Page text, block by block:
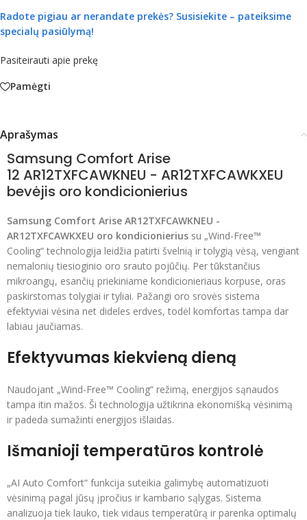
Radote pigiau ar nerandate prekės? Susisiekite – pateiksime
specialų pasiūlymą!
Pasiteirauti apie prekę
Pamėgti
Aprašymas
Samsung Comfort Arise
12 AR12TXFCAWKNEU - AR12TXFCAWKXEU
bevėjis oro kondicionierius
Samsung Comfort Arise AR12TXFCAWKNEU -
AR12TXFCAWKXEU oro kondicionierius su „Wind-Free™
Cooling“ technologija leidžia patirti švelnią ir tolygią vėsą, vengiant
nemalonių tiesioginio oro srauto pojūčių. Per tūkstančius
mikroangų, esančių priekiniame kondicionieriaus korpuse, oras
paskirstomas tolygiai ir tyliai. Pažangi oro srovės sistema
efektyviai vėsina net dideles erdves, todėl komfortas tampa dar
labiau jaučiamas.
Efektyvumas kiekvieną dieną
Naudojant „Wind-Free™ Cooling“ režimą, energijos sąnaudos
tampa itin mažos. Ši technologija užtikrina ekonomišką vėsinimą
ir padeda sumažinti energijos išlaidas.
Išmanioji temperatūros kontrolė
„AI Auto Comfort“ funkcija suteikia galimybę automatizuoti
vėsinimą pagal jūsų įpročius ir kambario sąlygas. Sistema
analizuoja tiek lauko, tiek vidaus temperatūrą ir parenka optimalų